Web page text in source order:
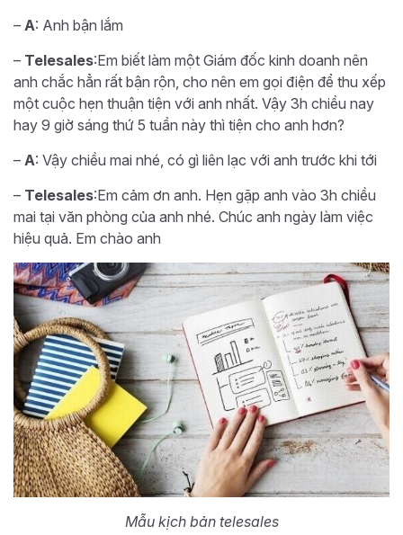
– A: Anh bận lắm
– Telesales:Em biết làm một Giám đốc kinh doanh nên
anh chắc hẳn rất bận rộn, cho nên em gọi điện để thu xếp
một cuộc hẹn thuận tiện với anh nhất. Vậy 3h chiều nay
hay 9 giờ sáng thứ 5 tuần này thì tiện cho anh hơn?
– A: Vậy chiều mai nhé, có gì liên lạc với anh trước khi tới
– Telesales:Em cảm ơn anh. Hẹn gặp anh vào 3h chiều
mai tại văn phòng của anh nhé. Chúc anh ngày làm việc
hiệu quả. Em chào anh
Mẫu kịch bản telesales